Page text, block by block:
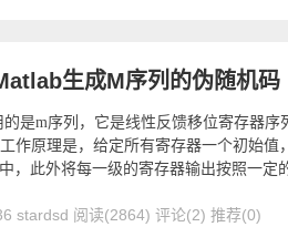
生成M序列的伪随机码
是m序列，它是线性反馈移位寄存器
作原理是，给定所有寄存器一个初始
，此外将每一级的寄存器输出按照一定
stardsd 阅读(2864) 评论(2) 推荐(0)